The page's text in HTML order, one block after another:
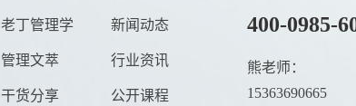
老丁管理学
管理文萃
干货分享
新闻动态
行业资讯
公开课程
400-0985-
熊老师：
15363690665